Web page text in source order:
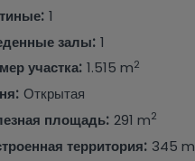
1
залы: 1
участка: 1.515 m2
Открытая
площадь: 291 m2
территория: 345 m